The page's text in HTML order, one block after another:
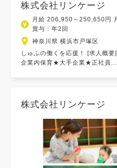
株式会社リンケージ
月給 206,950～250,650円
賞与：年2回
神奈川県 横浜市戸塚区
しゅふの働くを応援！ [求人概
企業内保育★大手企業★正社員...
株式会社リンケージ